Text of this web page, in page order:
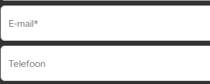
E-mail*
Telefoon